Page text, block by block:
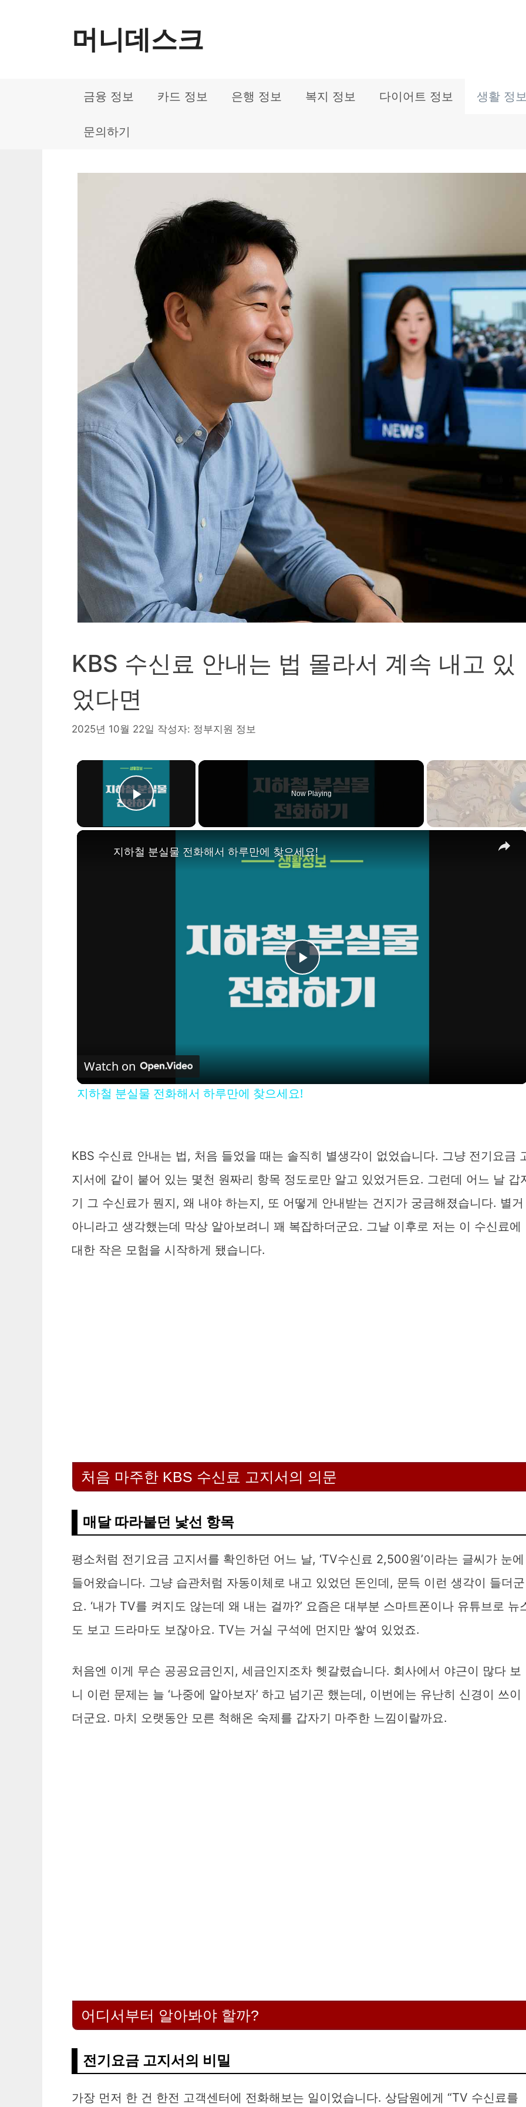
머니데스크
금융 정보 카드 정보 은행 정보 복지 정보 다이어트 정보 생활 정
문의하기
KBS 수신료 안내는 법 몰라서 계속 내고 있
었다면
2025년 10월 22일 작성자: 정부지원 정보
×
Play Video
Now Playing
×
P
l
y
i
d
e
지하철 분실물 전화해서 하루만에 찾으세요!
Watch on
지하철 분실물 전화해서 하루만에 찾으세요!
KBS 수신료 안내는 법, 처음 들었을 때는 솔직히 별생각이 없었습니다. 그냥 전기요금
지서에 같이 붙어 있는 몇천 원짜리 항목 정도로만 알고 있었거든요. 그런데 어느 날 갑
기 그 수신료가 뭔지, 왜 내야 하는지, 또 어떻게 안내받는 건지가 궁금해졌습니다. 별거
아니라고 생각했는데 막상 알아보려니 꽤 복잡하더군요. 그날 이후로 저는 이 수신료에
대한 작은 모험을 시작하게 됐습니다.
처음 마주한 KBS 수신료 고지서의 의문
매달 따라붙던 낯선 항목
평소처럼 전기요금 고지서를 확인하던 어느 날, ‘TV수신료 2,500원’이라는 글씨가 눈에
들어왔습니다. 그냥 습관처럼 자동이체로 내고 있었던 돈인데, 문득 이런 생각이 들더군
요. ‘내가 TV를 켜지도 않는데 왜 내는 걸까?’ 요즘은 대부분 스마트폰이나 유튜브로 뉴
도 보고 드라마도 보잖아요. TV는 거실 구석에 먼지만 쌓여 있었죠.
처음엔 이게 무슨 공공요금인지, 세금인지조차 헷갈렸습니다. 회사에서 야근이 많다 보
니 이런 문제는 늘 ‘나중에 알아보자’ 하고 넘기곤 했는데, 이번에는 유난히 신경이 쓰이
더군요. 마치 오랫동안 모른 척해온 숙제를 갑자기 마주한 느낌이랄까요.
어디서부터 알아봐야 할까?
전기요금 고지서의 비밀
가장 먼저 한 건 한전 고객센터에 전화해보는 일이었습니다. 상담원에게 “TV 수신료를